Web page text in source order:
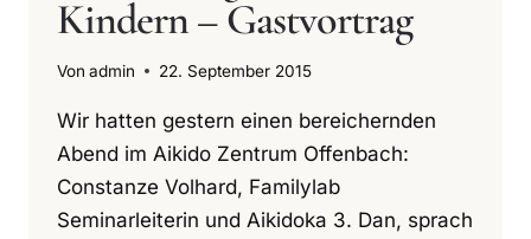
Kindern – Gastvortrag
Von admin 22. September 2015
Wir hatten gestern einen bereichernden
Abend im Aikido Zentrum Offenbach:
Constanze Volhard, Familylab
Seminarleiterin und Aikidoka 3. Dan, sprach